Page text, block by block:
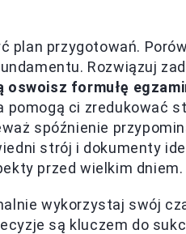
przygotowań.
Rozwiązuj
oswoisz formułę
ci zredukować
spóźnienie
strój i dokumenty
przed wielkim dniem.
wykorzystaj swój
są kluczem do